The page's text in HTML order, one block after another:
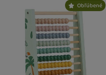
Osobný odber vo výdajnom mieste
U Vás doma13. 8.
Obľúbené